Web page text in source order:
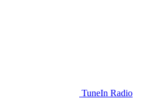
TuneIn Radio